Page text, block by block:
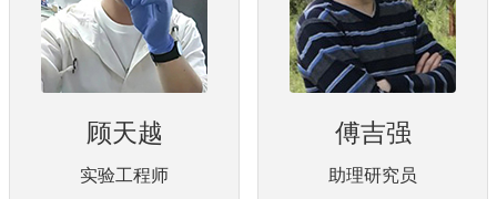
顾天越
实验工程师
傅吉强
助理研究员